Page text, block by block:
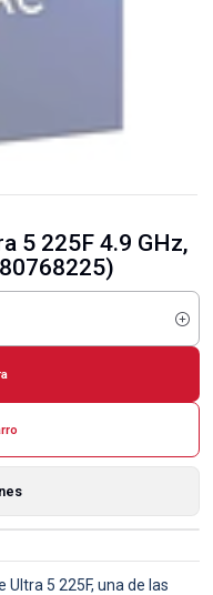
5 225F 4.9 GHz,
Ultra 5 225F, una de las